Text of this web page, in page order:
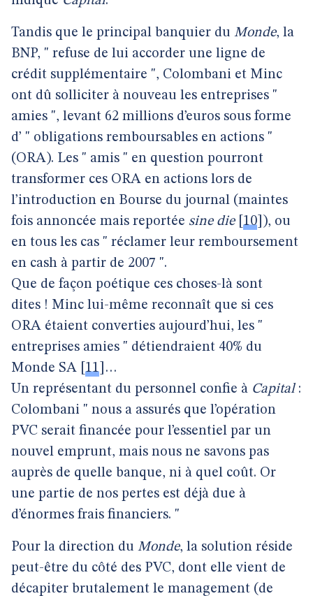
Tandis que le principal banquier du Monde, la
BNP, " refuse de lui accorder une ligne de
crédit supplémentaire ", Colombani et Minc
ont dû solliciter à nouveau les entreprises "
amies ", levant 62 millions d’euros sous forme
d’ " obligations remboursables en actions "
(ORA). Les " amis " en question pourront
transformer ces ORA en actions lors de
l’introduction en Bourse du journal (maintes
fois annoncée mais reportée sine die[ 10 ), ou
en tous les cas " réclamer leur remboursement
en cash à partir de 2007 ".
Que de façon poétique ces choses-là sont
dites ! Minc lui-même reconnaît que si ces
ORA étaient converties aujourd’hui, les "
entreprises amies " détiendraient 40% du
Monde SA 11 …
Un représentant du personnel confie à Capital:
Colombani " nous a assurés que l’opération
PVC serait financée pour l’essentiel par un
nouvel emprunt, mais nous ne savons pas
auprès de quelle banque, ni à quel coût. Or
une partie de nos pertes est déjà due à
d’énormes frais financiers. "
Pour la direction du Monde, la solution réside
peut-être du côté des PVC, dont elle vient de
décapiter brutalement le management (de